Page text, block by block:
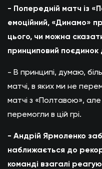
- Попередній матч із
емоційний, «Динамо»
цього, чи можна
принциповий
- В принципі, думаю,
матчі, в яких ми не
матчі з «Полтавою»,
перемогли в цій грі.
- Андрій Ярмоленко
наближається до
команді взагалі